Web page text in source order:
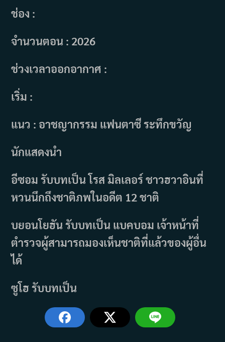
ช่อง :
จำนวนตอน : 2026
ช่วงเวลาออกอากาศ :
เริ่ม :
แนว : อาชญากรรม แฟนตาซี ระทึกขวัญ
นักแสดงนำ
อีซอม รับบทเป็น โรส มิลเลอร์ ชาวฮวาอินที่
หวนนึกถึงชาติภพในอดีต 12 ชาติ
บยอนโยฮัน รับบทเป็น แบคบอม เจ้าหน้าที่
ตำรวจผู้สามารถมองเห็นชาติที่แล้วของผู้อื่น
ได้
ซูโฮ รับบทเป็น